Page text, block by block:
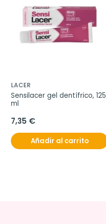
LACER
Sensilacer gel dentífrico, 125
ml
7,35 €
Añadir al carrito